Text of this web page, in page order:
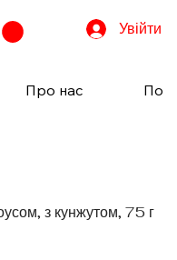
Увійти
Про нас
з кунжутом, 75 г